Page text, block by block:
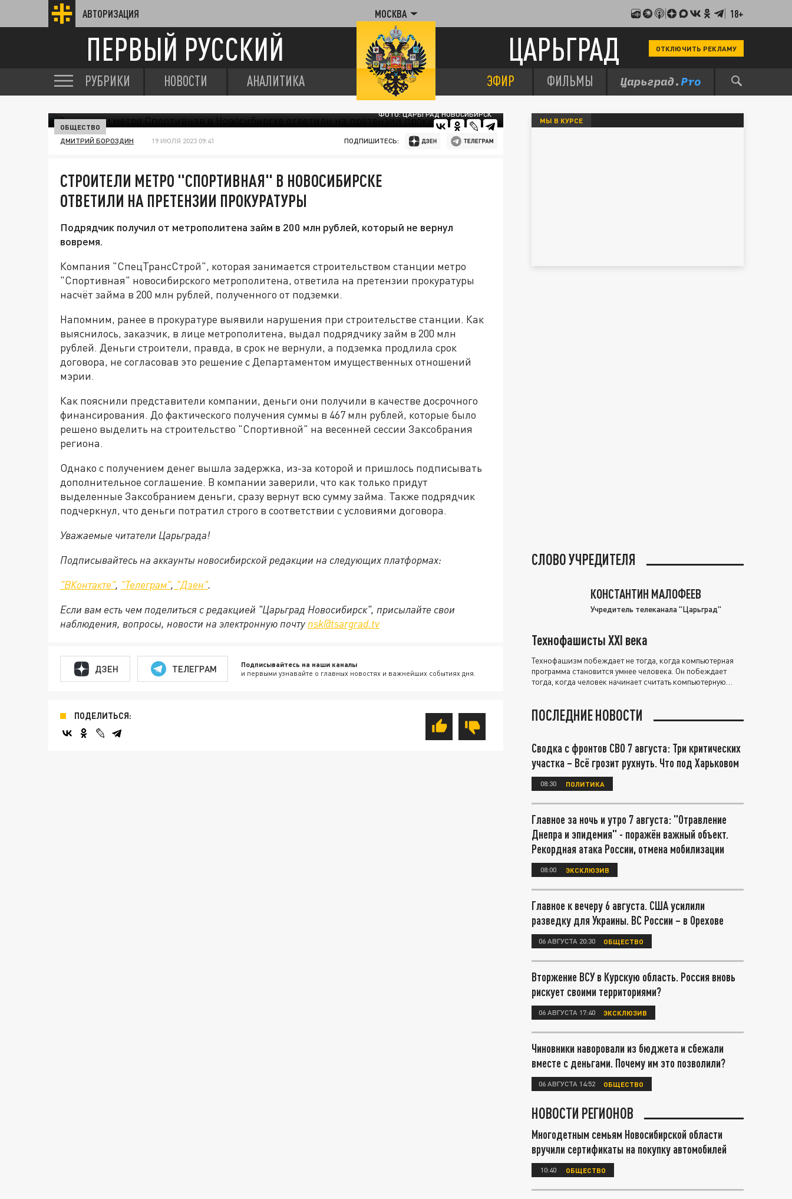
АВТОРИЗАЦИЯ МОСКВА 18+
ПЕРВЫЙ РУССКИЙ ЦАРЬГРАД ОТКЛЮЧИТЬ РЕКЛАМУ
РУБРИКИ НОВОСТИ АНАЛИТИКА ЭФИР ФИЛЬМЫ
ФОТО: ЦАРЬГРАД НОВОСИБИРСК
ОБЩЕСТВО
ДМИТРИЙ БОРОЗДИН 19 ИЮЛЯ 2023 09:41 ПОДПИШИТЕСЬ:
СТРОИТЕЛИ МЕТРО "СПОРТИВНАЯ" В НОВОСИБИРСКЕ
ОТВЕТИЛИ НА ПРЕТЕНЗИИ ПРОКУРАТУРЫ
Подрядчик получил от метрополитена займ в 200 млн рублей, который не вернул
вовремя.
Компания "СпецТрансСтрой", которая занимается строительством станции метро
"Спортивная" новосибирского метрополитена, ответила на претензии прокуратуры
насчёт займа в 200 млн рублей, полученного от подземки.
Напомним, ранее в прокуратуре выявили нарушения при строительстве станции. Как
выяснилось, заказчик, в лице метрополитена, выдал подрядчику займ в 200 млн
рублей. Деньги строители, правда, в срок не вернули, а подземка продлила срок
договора, не согласовав это решение с Департаментом имущественных отношений
мэрии.
Как пояснили представители компании, деньги они получили в качестве досрочного
финансирования. До фактического получения суммы в 467 млн рублей, которые было
решено выделить на строительство "Спортивной" на весенней сессии Заксобрания
региона.
Однако с получением денег вышла задержка, из-за которой и пришлось подписывать
дополнительное соглашение. В компании заверили, что как только придут
выделенные Заксобранием деньги, сразу вернут всю сумму займа. Также подрядчик
подчеркнул, что деньги потратил строго в соответствии с условиями договора.
Уважаемые читатели Царьграда!
Подписывайтесь на аккаунты новосибирской редакции на следующих платформах:
"ВКонтакте", "Телеграм", "Дзен".
Если вам есть чем поделиться с редакцией "Царьград Новосибирск", присылайте свои
наблюдения, вопросы, новости на электронную почту nsk@tsargrad.tv
ДЗЕН ТЕЛЕГРАМ Подписывайтесь на наши каналы
и первыми узнавайте о главных новостях и важнейших событиях дня.
ПОДЕЛИТЬСЯ:
МЫ В КУРСЕ
СЛОВО УЧРЕДИТЕЛЯ
КОНСТАНТИН МАЛОФЕЕВ
Учредитель телеканала "Царьград"
Технофашисты XXI века
Технофашизм побеждает не тогда, когда компьютерная
программа становится умнее человека. Он побеждает
тогда, когда человек начинает считать компьютерную
ПОСЛЕДНИЕ НОВОСТИ
Сводка с фронтов СВО 7 августа: Три критических
участка – Всё грозит рухнуть. Что под Харьковом
08:30 ПОЛИТИКА
Главное за ночь и утро 7 августа: "Отравление
Днепра и эпидемия" - поражён важный объект.
Рекордная атака России, отмена мобилизации
08:00 ЭКСКЛЮЗИВ
Главное к вечеру 6 августа. США усилили
разведку для Украины. ВС России – в Орехове
06 АВГУСТА 20:30 ОБЩЕСТВО
Вторжение ВСУ в Курскую область. Россия вновь
рискует своими территориями?
06 АВГУСТА 17:40 ЭКСКЛЮЗИВ
Чиновники наворовали из бюджета и сбежали
вместе с деньгами. Почему им это позволили?
06 АВГУСТА 14:52 ОБЩЕСТВО
НОВОСТИ РЕГИОНОВ
Многодетным семьям Новосибирской области
вручили сертификаты на покупку автомобилей
10:40 ОБЩЕСТВО